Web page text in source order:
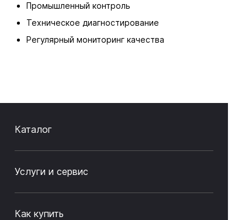
Промышленный контроль
Техническое диагностирование
Регулярный мониторинг качества
Каталог
Услуги и сервис
Как купить